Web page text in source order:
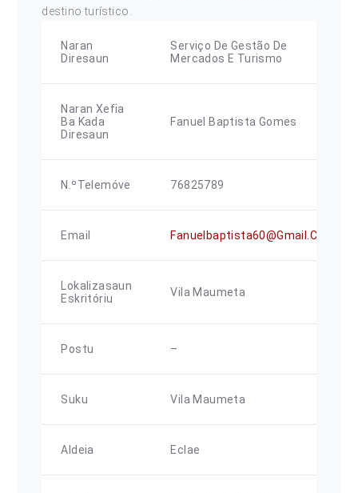
destino turístico.
Naran
Diresaun
Serviço De Gestão De
Mercados E Turismo
Naran Xefia
Ba Kada
Diresaun
Fanuel Baptista Gomes
N.ºTelemóve 76825789
Email Fanuelbaptista60@gmail.com
Lokalizasaun
Eskritóriu
Vila Maumeta
Postu –
Suku Vila Maumeta
Aldeia Eclae